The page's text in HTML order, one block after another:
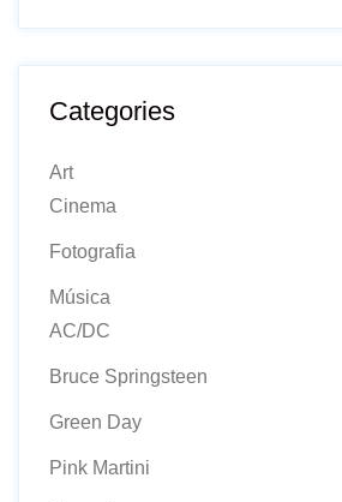
Categories
Art
Cinema
Fotografia
Música
AC/DC
Bruce Springsteen
Green Day
Pink Martini